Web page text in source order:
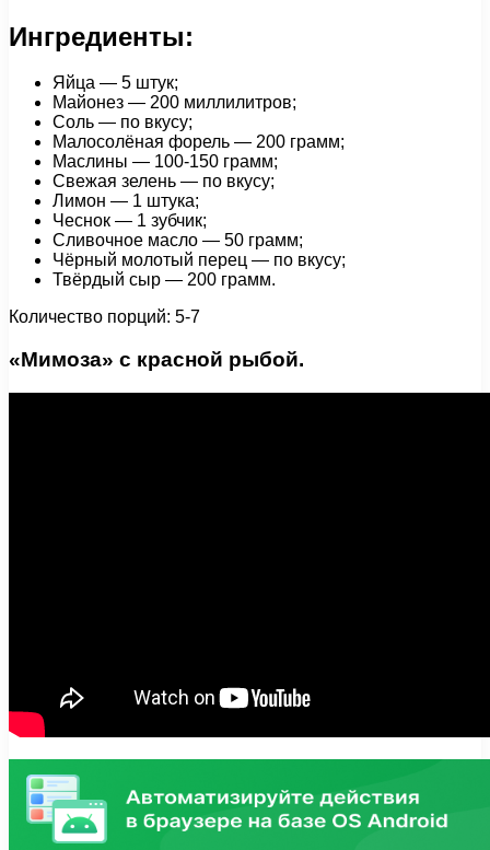
Ингредиенты:
Яйца — 5 штук;
Майонез — 200 миллилитров;
Соль — по вкусу;
Малосолёная форель — 200 грамм;
Маслины — 100-150 грамм;
Свежая зелень — по вкусу;
Лимон — 1 штука;
Чеснок — 1 зубчик;
Сливочное масло — 50 грамм;
Чёрный молотый перец — по вкусу;
Твёрдый сыр — 200 грамм.
Количество порций: 5-7
«Мимоза» с красной рыбой.